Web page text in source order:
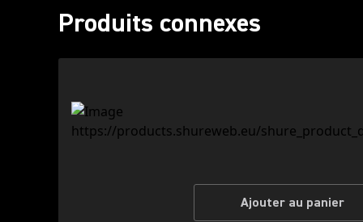
Produits connexes
Ajouter au panier